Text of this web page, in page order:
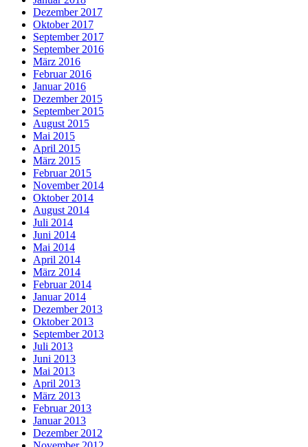
Dezember 2017
Oktober 2017
September 2017
September 2016
März 2016
Februar 2016
Januar 2016
Dezember 2015
September 2015
August 2015
Mai 2015
April 2015
März 2015
Februar 2015
November 2014
Oktober 2014
August 2014
Juli 2014
Juni 2014
Mai 2014
April 2014
März 2014
Februar 2014
Januar 2014
Dezember 2013
Oktober 2013
September 2013
Juli 2013
Juni 2013
Mai 2013
April 2013
März 2013
Februar 2013
Januar 2013
Dezember 2012